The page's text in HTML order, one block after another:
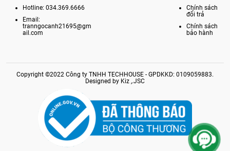
Hotline: 034.369.6666
Email:
tranngocanh21695@gm
ail.com
Chính sách
đổi trả
Chính sách
bảo hành
Copyright ©2022 Công ty TNHH TECHHOUSE - GPDKKD: 0109059883.
Designed by Kiz ,.JSC